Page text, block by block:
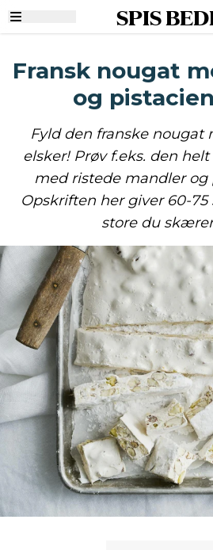
SPIS
Fransk nougat
og
Fyld den franske nougat
elsker! Prøv f.eks. den
med ristede mandler og
Opskriften her giver 60-75
store du